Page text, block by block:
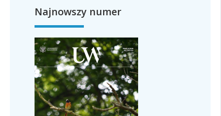
Najnowszy numer